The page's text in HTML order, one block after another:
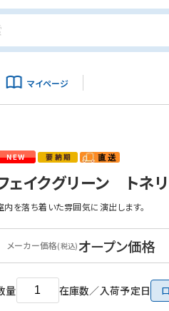
マイページ
ェイクグリーン トネ
内を落ち着いた雰囲気に演出します。
メーカー価格(税込)オープン価格
量 在庫数／入荷予定日